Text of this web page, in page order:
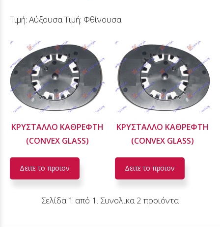
Τιμή: ΑύξουσαΤιμή: Φθίνουσα
ΚΡΥΣΤΑΛΛΟ ΚΑΘΡΕΦΤΗ
(CONVEX GLASS)
Δειτε το προϊoν
ΚΡΥΣΤΑΛΛΟ ΚΑΘΡΕΦΤΗ
(CONVEX GLASS)
Δειτε το προϊoν
Σελίδα 1 από 1. Συνολικα 2 προιόντα